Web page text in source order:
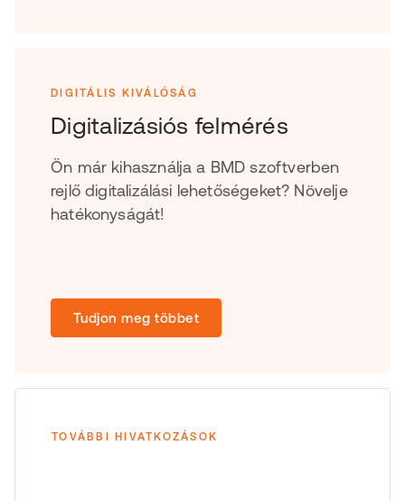
DIGITÁLIS KIVÁLÓSÁG
Digitalizásiós felmérés
Ön már kihasználja a BMD szoftverben
rejlő digitalizálási lehetőségeket? Növelje
hatékonyságát!
Tudjon meg többet
TOVÁBBI HIVATKOZÁSOK